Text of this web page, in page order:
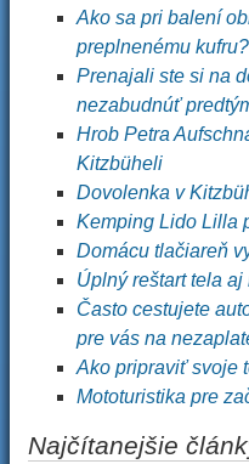
Ako sa pri balení
preplnenému kufru?
Prenajali ste si na
nezabudnúť
Hrob Petra
Kitzbüheli
Dovolenka v
Kemping Lido Lilla
Domácu tlačiareň
Úplný reštart tela
Často cestujete
pre vás na
Ako pripraviť svoje
Mototuristika pre
Najčítanejšie